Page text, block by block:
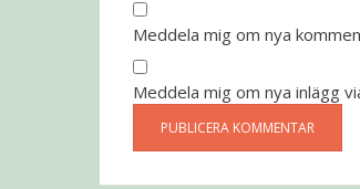
Meddela mig om nya
Meddela mig om nya inlägg